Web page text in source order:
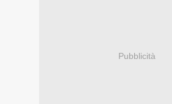
Pubblicità